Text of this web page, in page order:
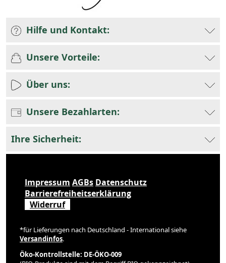
Hilfe und Kontakt:
Unsere Vorteile:
Über uns:
Unsere Bezahlarten:
Ihre Sicherheit:
Impressum AGBs Datenschutz
Barrierefreiheitserklärung
Widerruf
*für Lieferungen nach Deutschland - International siehe
Versandinfos.
Öko-Kontrollstelle: DE-ÖKO-009